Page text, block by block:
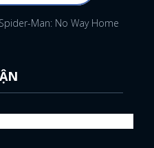
Spider-Man: No Way Home (Người